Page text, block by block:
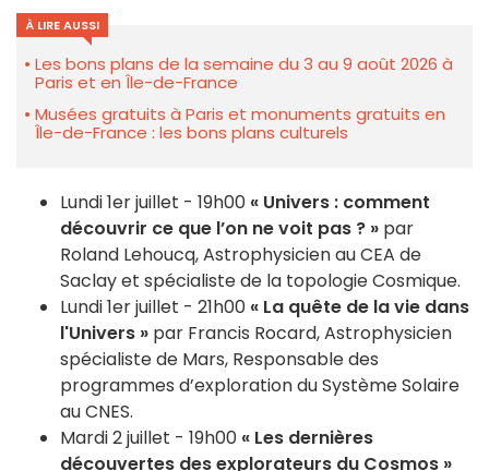
À LIRE AUSSI
Les bons plans de la semaine du 3 au 9 août 2026 à
Paris et en Île-de-France
Musées gratuits à Paris et monuments gratuits en
Île-de-France : les bons plans culturels
Lundi 1er juillet - 19h00 « Univers : comment
découvrir ce que l’on ne voit pas ? » par
Roland Lehoucq, Astrophysicien au CEA de
Saclay et spécialiste de la topologie Cosmique.
Lundi 1er juillet - 21h00 « La quête de la vie dans
l'Univers » par Francis Rocard, Astrophysicien
spécialiste de Mars, Responsable des
programmes d’exploration du Système Solaire
au CNES.
Mardi 2 juillet - 19h00 « Les dernières
découvertes des explorateurs du Cosmos »